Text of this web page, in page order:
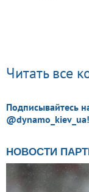
Читать все
Подписывайтесь